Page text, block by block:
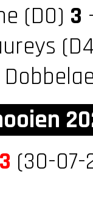
(D0) 3
(30-